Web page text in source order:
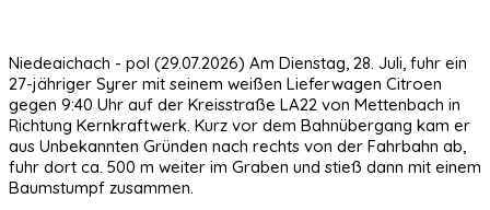
Niedeaichach - pol (29.07.2026) Am Dienstag, 28. Juli, fuhr ein
27-jähriger Syrer mit seinem weißen Lieferwagen Citroen
gegen 9:40 Uhr auf der Kreisstraße LA22 von Mettenbach in
Richtung Kernkraftwerk. Kurz vor dem Bahnübergang kam er
aus Unbekannten Gründen nach rechts von der Fahrbahn ab,
fuhr dort ca. 500 m weiter im Graben und stieß dann mit einem
Baumstumpf zusammen.